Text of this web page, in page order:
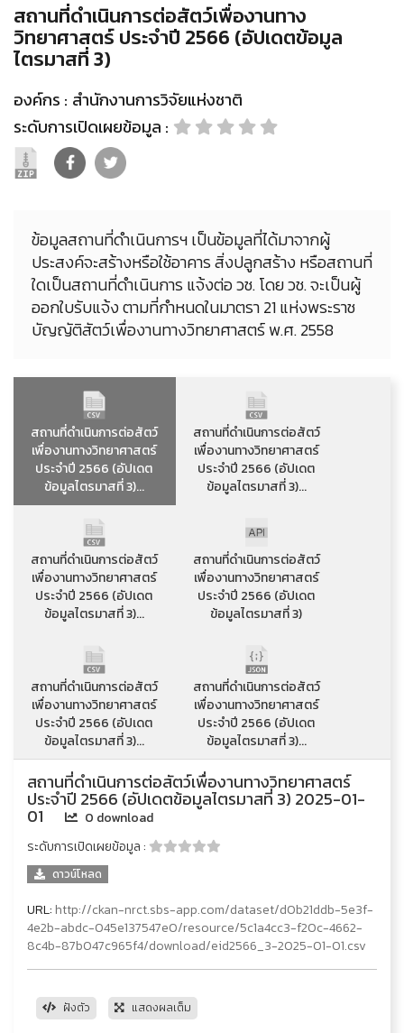
สถานที่ดำเนินการต่อสัตว์เพื่องานทาง
วิทยาศาสตร์ ประจำปี 2566 (อัปเดตข้อมูล
ไตรมาสที่ 3)
องค์กร : สำนักงานการวิจัยแห่งชาติ
ระดับการเปิดเผยข้อมูล :
ข้อมูลสถานที่ดำเนินการฯ เป็นข้อมูลที่ได้มาจากผู้
ประสงค์จะสร้างหรือใช้อาคาร สิ่งปลูกสร้าง หรือสถานที่
ใดเป็นสถานที่ดําเนินการ แจ้งต่อ วช. โดย วช. จะเป็นผู้
ออกใบรับแจ้ง ตามที่กำหนดในมาตรา 21 แห่งพระราช
บัญญัติสัตว์เพื่องานทางวิทยาศาสตร์ พ.ศ. 2558
สถานที่ดำเนินการต่อสัตว์
เพื่องานทางวิทยาศาสตร์
ประจำปี 2566 (อัปเดต
ข้อมูลไตรมาสที่ 3)...
สถานที่ดำเนินการต่อสัตว์
เพื่องานทางวิทยาศาสตร์
ประจำปี 2566 (อัปเดต
ข้อมูลไตรมาสที่ 3)...
สถานที่ดำเนินการต่อสัตว์
เพื่องานทางวิทยาศาสตร์
ประจำปี 2566 (อัปเดต
ข้อมูลไตรมาสที่ 3)...
สถานที่ดำเนินการต่อสัตว์
เพื่องานทางวิทยาศาสตร์
ประจำปี 2566 (อัปเดต
ข้อมูลไตรมาสที่ 3)
สถานที่ดำเนินการต่อสัตว์
เพื่องานทางวิทยาศาสตร์
ประจำปี 2566 (อัปเดต
ข้อมูลไตรมาสที่ 3)...
สถานที่ดำเนินการต่อสัตว์
เพื่องานทางวิทยาศาสตร์
ประจำปี 2566 (อัปเดต
ข้อมูลไตรมาสที่ 3)...
สถานที่ดำเนินการต่อสัตว์เพื่องานทางวิทยาศาสตร์
ประจำปี 2566 (อัปเดตข้อมูลไตรมาสที่ 3) 2025-01-
01
0 download
ระดับการเปิดเผยข้อมูล :
ดาวน์โหลด
URL: http://ckan-nrct.sbs-app.com/dataset/d0b21ddb-5e3f-
4e2b-abdc-045e137547e0/resource/5c1a4cc3-f20c-4662-
8c4b-87b047c965f4/download/eid2566_3-2025-01-01.csv
ฝังตัว แสดงผลเต็ม